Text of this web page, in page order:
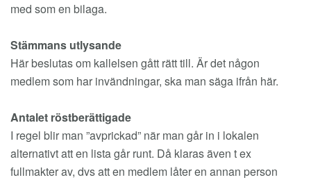
med som en bilaga.
Stämmans utlysande
Här beslutas om kallelsen gått rätt till. Är det någon
medlem som har invändningar, ska man säga ifrån här.
Antalet röstberättigade
I regel blir man ”avprickad” när man går in i lokalen
alternativt att en lista går runt. Då klaras även t ex
fullmakter av, dvs att en medlem låter en annan person